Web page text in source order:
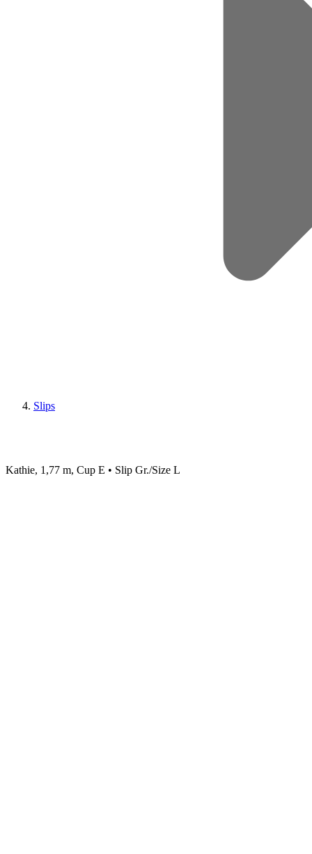
Slips
Kathie, 1,77 m, Cup E • Slip Gr./Size L